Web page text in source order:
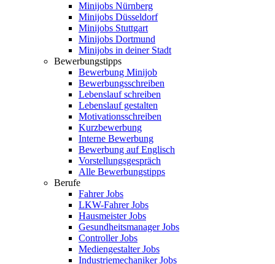
Minijobs Nürnberg
Minijobs Düsseldorf
Minijobs Stuttgart
Minijobs Dortmund
Minijobs in deiner Stadt
Bewerbungstipps
Bewerbung Minijob
Bewerbungsschreiben
Lebenslauf schreiben
Lebenslauf gestalten
Motivationsschreiben
Kurzbewerbung
Interne Bewerbung
Bewerbung auf Englisch
Vorstellungsgespräch
Alle Bewerbungstipps
Berufe
Fahrer Jobs
LKW-Fahrer Jobs
Hausmeister Jobs
Gesundheitsmanager Jobs
Controller Jobs
Mediengestalter Jobs
Industriemechaniker Jobs